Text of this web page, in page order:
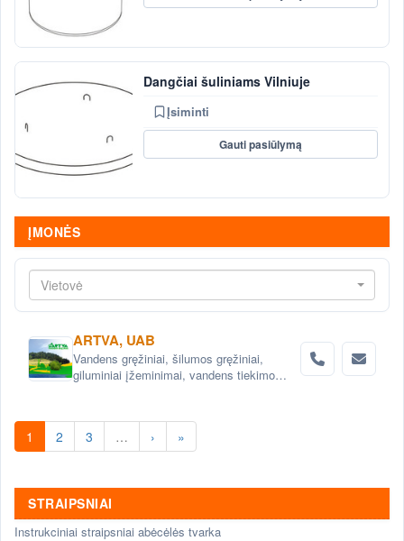
Dangčiai šuliniams Vilniuje
Įsiminti
Gauti pasiūlymą
ĮMONĖS
Vietovė
ARTVA, UAB
Vandens gręžiniai, šilumos gręžiniai,
giluminiai įžeminimai, vandens tiekimo
1 2 3 … › »
STRAIPSNIAI
Instrukciniai straipsniai abėcėlės tvarka